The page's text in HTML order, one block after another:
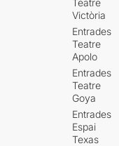
Victòria
Entrades
Teatre
Apolo
Entrades
Teatre
Goya
Entrades
Espai
Texas